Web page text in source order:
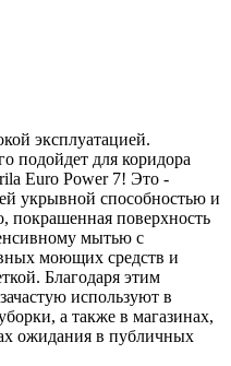
эксплуатацией.
подойдет для коридора
Euro Power 7! Это -
укрывной способностью и
покрашенная поверхность
мытью с
моющих средств и
Благодаря этим
используют в
а также в магазинах,
ожидания в публичных